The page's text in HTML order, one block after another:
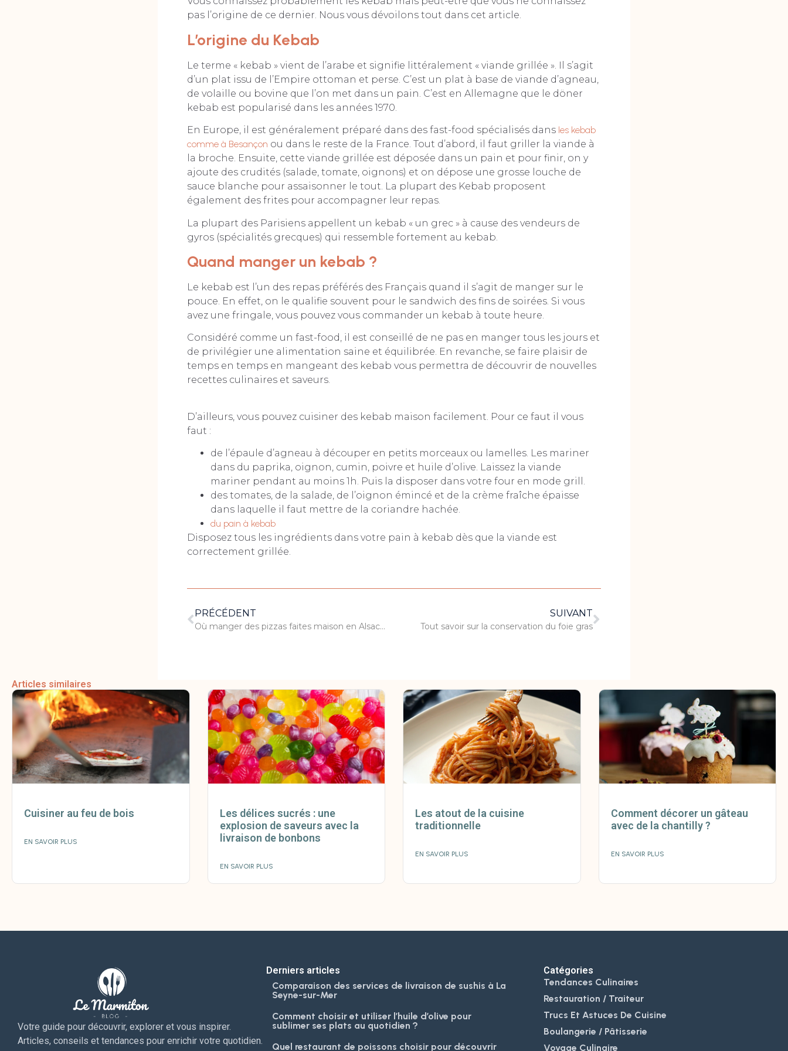
pas l’origine de ce dernier. Nous vous dévoilons tout dans cet article.
L’origine du Kebab
Le terme « kebab » vient de l’arabe et signifie littéralement « viande grillée ». Il s’agit
d’un plat issu de l’Empire ottoman et perse. C’est un plat à base de viande d’agneau,
de volaille ou bovine que l’on met dans un pain. C’est en Allemagne que le döner
kebab est popularisé dans les années 1970.
En Europe, il est généralement préparé dans des fast-food spécialisés dans les kebab
comme à Besançon ou dans le reste de la France. Tout d’abord, il faut griller la viande à
la broche. Ensuite, cette viande grillée est déposée dans un pain et pour finir, on y
ajoute des crudités (salade, tomate, oignons) et on dépose une grosse louche de
sauce blanche pour assaisonner le tout. La plupart des Kebab proposent
également des frites pour accompagner leur repas.
La plupart des Parisiens appellent un kebab « un grec » à cause des vendeurs de
gyros (spécialités grecques) qui ressemble fortement au kebab.
Quand manger un kebab ?
Le kebab est l’un des repas préférés des Français quand il s’agit de manger sur le
pouce. En effet, on le qualifie souvent pour le sandwich des fins de soirées. Si vous
avez une fringale, vous pouvez vous commander un kebab à toute heure.
Considéré comme un fast-food, il est conseillé de ne pas en manger tous les jours et
de privilégier une alimentation saine et équilibrée. En revanche, se faire plaisir de
temps en temps en mangeant des kebab vous permettra de découvrir de nouvelles
recettes culinaires et saveurs.
D’ailleurs, vous pouvez cuisiner des kebab maison facilement. Pour ce faut il vous
faut :
de l’épaule d’agneau à découper en petits morceaux ou lamelles. Les mariner
dans du paprika, oignon, cumin, poivre et huile d’olive. Laissez la viande
mariner pendant au moins 1h. Puis la disposer dans votre four en mode grill.
des tomates, de la salade, de l’oignon émincé et de la crème fraîche épaisse
dans laquelle il faut mettre de la coriandre hachée.
du pain à kebab
Disposez tous les ingrédients dans votre pain à kebab dès que la viande est
correctement grillée.
PRÉCÉDENT
Où manger des pizzas faites maison en Alsace près de Sélestat ?
SUIVANT
Tout savoir sur la conservation du foie gras
Articles similaires
Cuisiner au feu de bois
EN SAVOIR PLUS
Les délices sucrés : une
explosion de saveurs avec la
livraison de bonbons
EN SAVOIR PLUS
Les atout de la cuisine
traditionnelle
EN SAVOIR PLUS
Comment décorer un gâteau
avec de la chantilly ?
EN SAVOIR PLUS
Votre guide pour découvrir, explorer et vous inspirer.
Articles, conseils et tendances pour enrichir votre quotidien.
Derniers articles
Comparaison des services de livraison de sushis à La
Seyne-sur-Mer
Comment choisir et utiliser l’huile d’olive pour
sublimer ses plats au quotidien ?
Quel restaurant de poissons choisir pour découvrir
Catégories
Tendances Culinaires
Restauration / Traiteur
Trucs Et Astuces De Cuisine
Boulangerie / Pâtisserie
Voyage Culinaire